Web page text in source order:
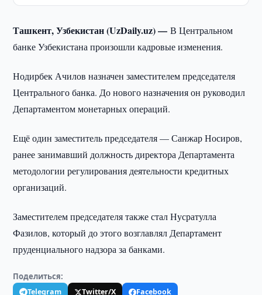
Ташкент, Узбекистан (UzDaily.uz) —В Центральном
банке Узбекистана произошли кадровые изменения.
Нодирбек Ачилов назначен заместителем председателя
Центрального банка. До нового назначения он руководил
Департаментом монетарных операций.
Ещё один заместитель председателя — Санжар Носиров,
ранее занимавший должность директора Департамента
методологии регулирования деятельности кредитных
организаций.
Заместителем председателя также стал Нусратулла
Фазилов, который до этого возглавлял Департамент
пруденциального надзора за банками.
Поделиться:
Telegram Twitter/X
Facebook